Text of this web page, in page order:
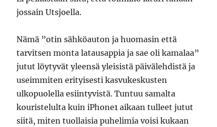
jossain Utsjoella.
Nämä ”otin sähköauton ja huomasin että
tarvitsen monta latausappia ja sae oli kamalaa”
jutut löytyvät yleensä yleisistä päivälehdistä ja
useimmiten erityisesti kasvukeskusten
ulkopuolella esiintyvistä. Tuntuu samalta
kouristelulta kuin iPhone1 aikaan tulleet jutut
siitä, miten tuollaisia puhelimia voisi kukaan